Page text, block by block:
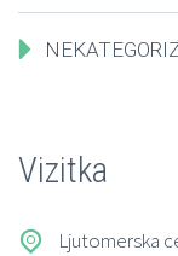
Vizitka
Ljutomerska